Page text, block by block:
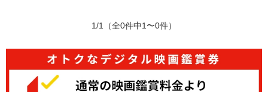
1/1 （全0件中1〜0件）